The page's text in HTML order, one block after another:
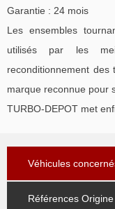
Garantie : 24 mois
Les ensembles
utilisés par les
reconditionnement
marque reconnue pour
TURBO-DEPOT met
Véhicules
Références Origine